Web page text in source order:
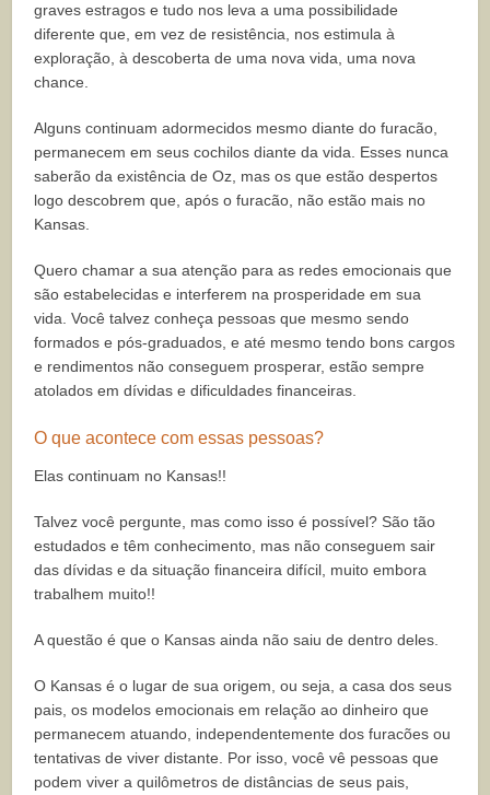
graves estragos e tudo nos leva a uma possibilidade
diferente que, em vez de resistência, nos estimula à
exploração, à descoberta de uma nova vida, uma nova
chance.
Alguns continuam adormecidos mesmo diante do furacão,
permanecem em seus cochilos diante da vida. Esses nunca
saberão da existência de Oz, mas os que estão despertos
logo descobrem que, após o furacão, não estão mais no
Kansas.
Quero chamar a sua atenção para as redes emocionais que
são estabelecidas e interferem na prosperidade em sua
vida. Você talvez conheça pessoas que mesmo sendo
formados e pós-graduados, e até mesmo tendo bons cargos
e rendimentos não conseguem prosperar, estão sempre
atolados em dívidas e dificuldades financeiras.
O que acontece com essas pessoas?
Elas continuam no Kansas!!
Talvez você pergunte, mas como isso é possível? São tão
estudados e têm conhecimento, mas não conseguem sair
das dívidas e da situação financeira difícil, muito embora
trabalhem muito!!
A questão é que o Kansas ainda não saiu de dentro deles.
O Kansas é o lugar de sua origem, ou seja, a casa dos seus
pais, os modelos emocionais em relação ao dinheiro que
permanecem atuando, independentemente dos furacões ou
tentativas de viver distante. Por isso, você vê pessoas que
podem viver a quilômetros de distâncias de seus pais,